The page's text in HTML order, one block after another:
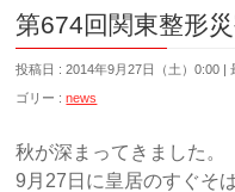
第674回関東整形
投稿日 : 2014年9月27日（土）0:00
ゴリー :news
秋が深まってきました。
9月27日に皇居のすぐそ